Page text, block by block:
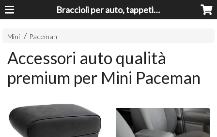
Braccioli per auto, tappeti auto, accessori auto MADE IN ITALY - Armrests, Mittelarmlehnen, Accoundoirs
Mini Paceman
Accessori auto qualità
premium per Mini Paceman